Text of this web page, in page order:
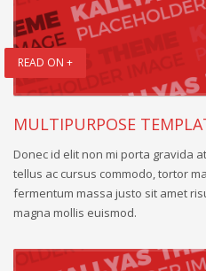
READ ON +
MULTIPURPOSE
Donec id elit non mi porta gravida
tellus ac cursus commodo, tortor
fermentum massa justo sit amet
magna mollis euismod.